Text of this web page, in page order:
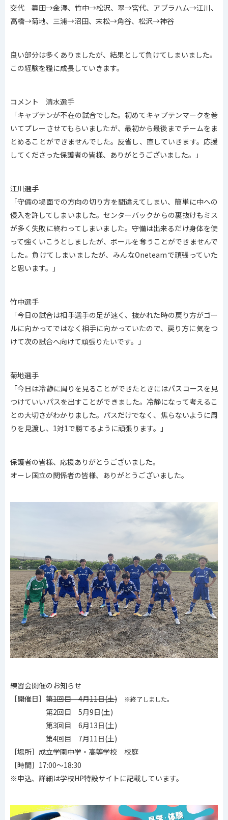
交代 幕田→金澤、竹中→松沢、翠→宮代、アブラハム→江川、
高橋→菊地、三浦→沼田、末松→角谷、松沢→神谷
良い部分は多くありましたが、結果として負けてしまいました。
この経験を糧に成長していきます。
コメント 清水選手
「キャプテンが不在の試合でした。初めてキャプテンマークを巻
いてプレーさせてもらいましたが、最初から最後までチームをま
とめることができませんでした。反省し、直していきます。応援
してくださった保護者の皆様、ありがとうございました。」
江川選手
「守備の場面での方向の切り方を間違えてしまい、簡単に中への
侵入を許してしまいました。センターバックからの裏抜けもミス
が多く失敗に終わってしまいました。守備は出来るだけ身体を使
って強くいこうとしましたが、ボールを奪うことができませんで
した。負けてしまいましたが、みんなOneteamで頑張っていた
と思います。」
竹中選手
「今日の試合は相手選手の足が速く、抜かれた時の戻り方がゴー
ルに向かってではなく相手に向かっていたので、戻り方に気をつ
けて次の試合へ向けて頑張りたいです。」
菊地選手
「今日は冷静に周りを見ることができたときにはパスコースを見
つけていいパスを出すことができました。冷静になって考えるこ
との大切さがわかりました。パスだけでなく、焦らないように周
りを見渡し、1対1で勝てるように頑張ります。」
保護者の皆様、応援ありがとうございました。
オーレ国立の関係者の皆様、ありがとうございました。
練習会開催のお知らせ
［開催日］ 第1回目 4月11日(土) ※終了しました。
第2回目 5月9日(土)
第3回目 6月13日(土)
第4回目 7月11日(土)
［場所］成立学園中学・高等学校 校庭
［時間］17:00〜18:30
※申込、詳細は学校HP特設サイトに記載しています。